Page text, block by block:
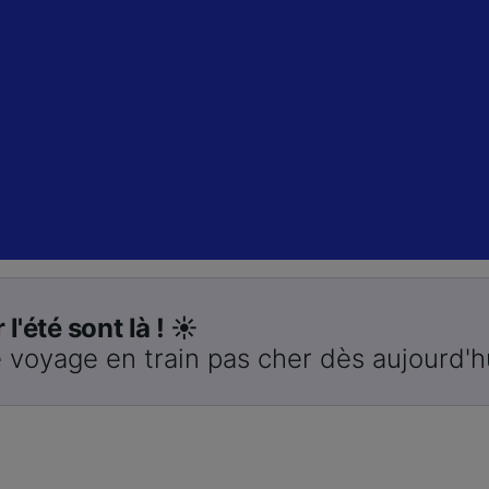
l'été sont là ! ☀️
voyage en train pas cher dès